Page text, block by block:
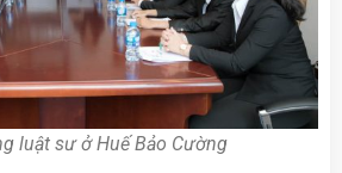
luật sư ở Huế Bảo Cường